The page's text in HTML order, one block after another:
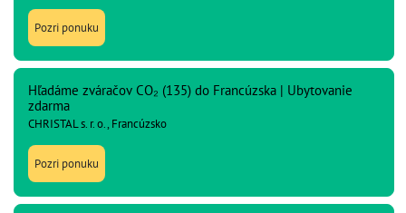
Pozri ponuku
Hľadáme zváračov CO₂ (135) do Francúzska | Ubytovanie
zdarma
CHRISTAL s. r. o., Francúzsko
Pozri ponuku